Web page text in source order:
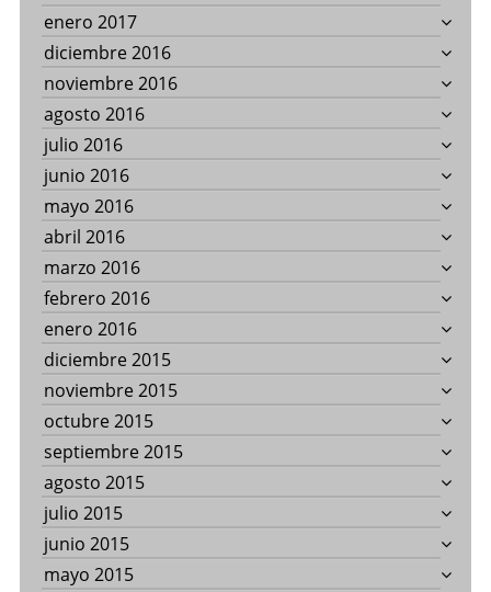
enero 2017
diciembre 2016
noviembre 2016
agosto 2016
julio 2016
junio 2016
mayo 2016
abril 2016
marzo 2016
febrero 2016
enero 2016
diciembre 2015
noviembre 2015
octubre 2015
septiembre 2015
agosto 2015
julio 2015
junio 2015
mayo 2015